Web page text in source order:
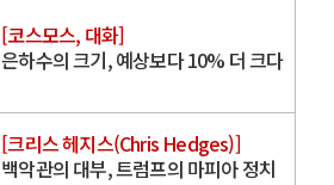
[코스모스, 대화]
은하수의 크기, 예상보다 10% 더 크다
[크리스 헤지스(Chris Hedges)]
백악관의 대부, 트럼프의 마피아 정치